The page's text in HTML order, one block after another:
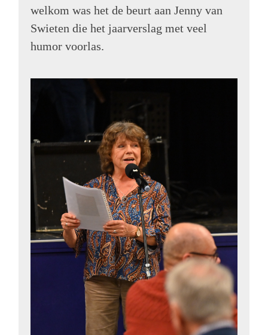
welkom was het de beurt aan Jenny van
Swieten die het jaarverslag met veel
humor voorlas.